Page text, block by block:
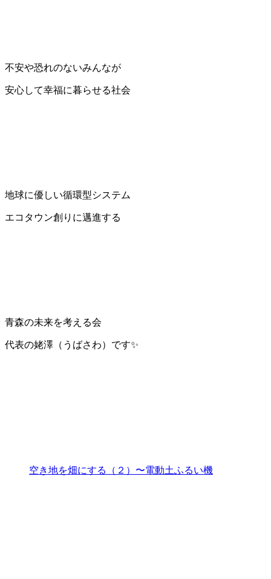
不安や恐れのないみんなが
安心して幸福に暮らせる社会
地球に優しい循環型システム
エコタウン創りに邁進する
青森の未来を考える会
代表の姥澤（うばさわ）です✨️
空き地を畑にする（２）〜電動土ふるい機